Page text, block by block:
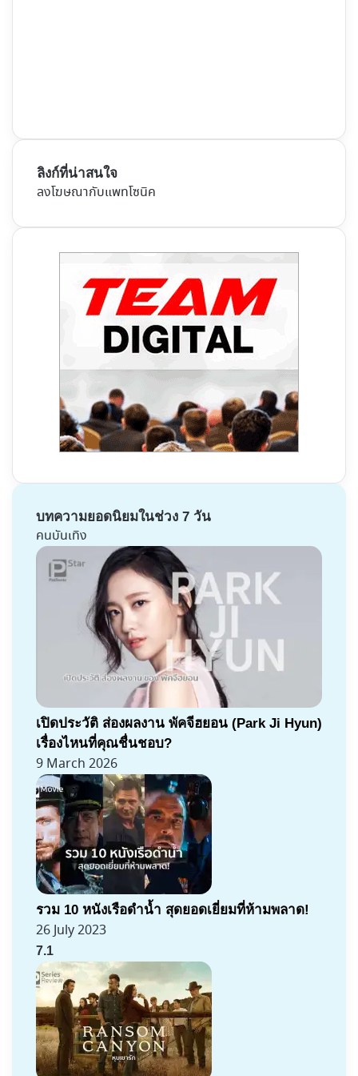
ลิงก์ที่น่าสนใจ
ลงโฆษณากับแพทโซนิค
บทความยอดนิยมในช่วง 7 วัน
คนบันเทิง
เปิดประวัติ ส่องผลงาน พัคจีฮยอน (Park Ji Hyun)
เรื่องไหนที่คุณชื่นชอบ?
9 March 2026
รวม 10 หนังเรือดำน้ำ สุดยอดเยี่ยมที่ห้ามพลาด!
26 July 2023
7.1